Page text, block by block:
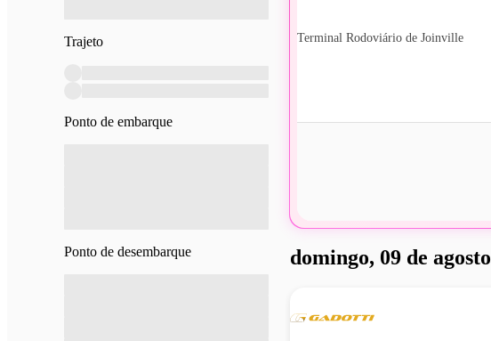
Trajeto
Ponto de embarque
Ponto de desembarque
Terminal Rodoviário de Joinville
domingo, 09 de agosto